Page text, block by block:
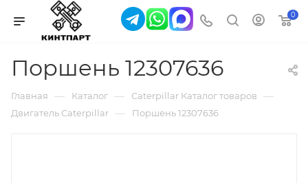
0
Поршень 12307636
Главная — Каталог — Caterpillar Каталог товаров —
Двигатель Caterpillar — Поршень 12307636